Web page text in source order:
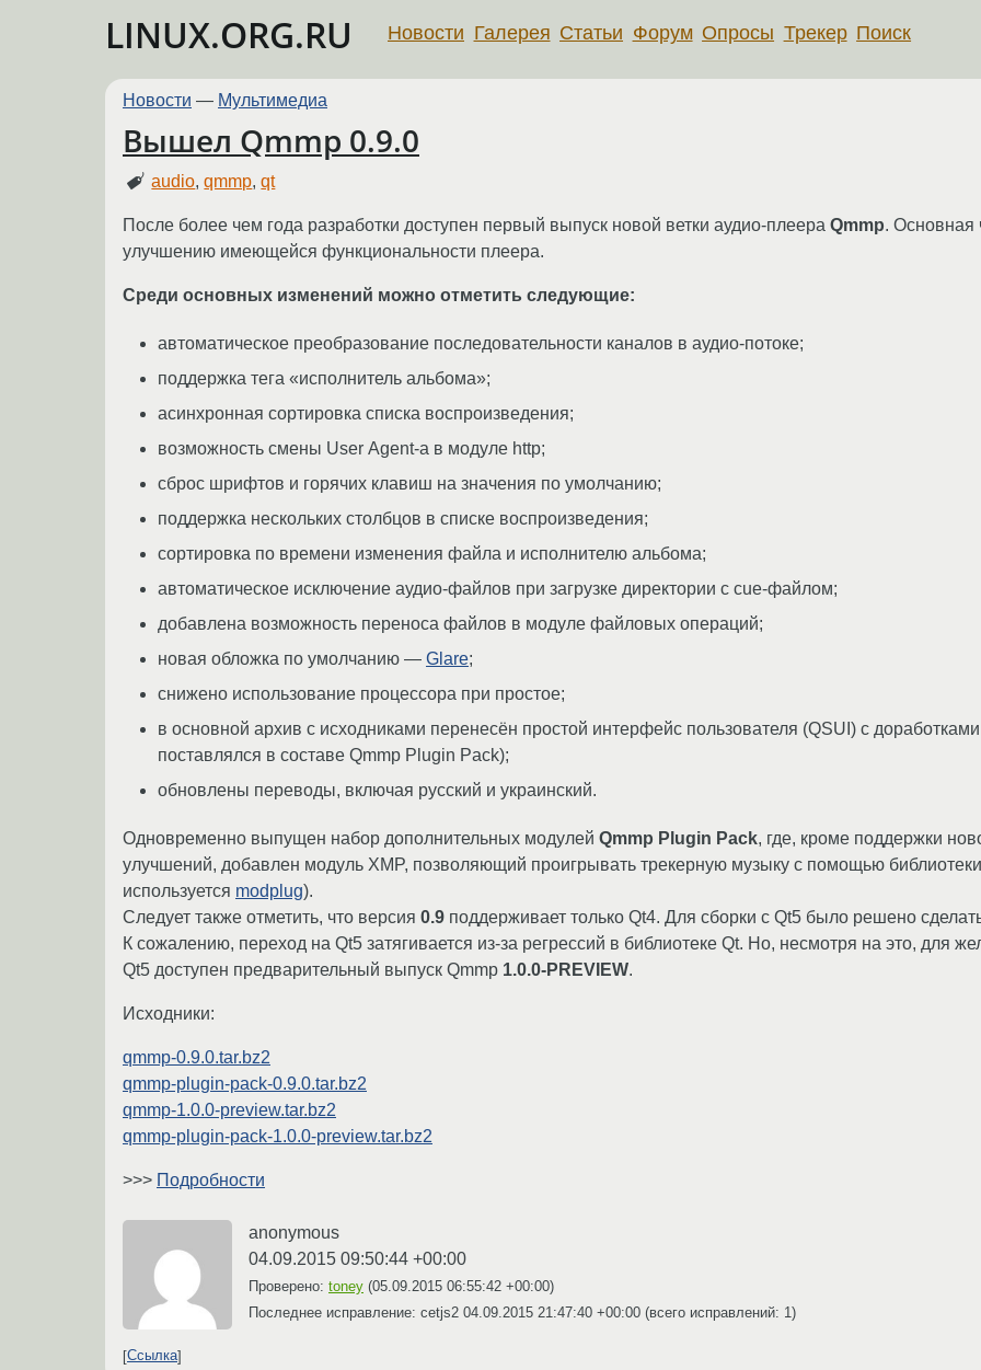
LINUX.ORG.RU Новости Галерея Статьи Форум Опросы Трекер Поиск
Новости — Мультимедиа
Вышел Qmmp 0.9.0
audio,qmmp,qt
После более чем года разработки доступен первый выпуск новой ветки аудио-плеера Qmmp. Основная
улучшению имеющейся функциональности плеера.
Среди основных изменений можно отметить следующие:
автоматическое преобразование последовательности каналов в аудио-потоке;
поддержка тега «исполнитель альбома»;
асинхронная сортировка списка воспроизведения;
возможность смены User Аgent-а в модуле http;
сброс шрифтов и горячих клавиш на значения по умолчанию;
поддержка нескольких столбцов в списке воспроизведения;
сортировка по времени изменения файла и исполнителю альбома;
автоматическое исключение аудио-файлов при загрузке директории с cue-файлом;
добавлена возможность переноса файлов в модуле файловых операций;
новая обложка по умолчанию — Glare;
снижено использование процессора при простое;
в основной архив с исходниками перенесён простой интерфейс пользователя (QSUI) с
поставлялся в составе Qmmp Plugin Pack);
обновлены переводы, включая русский и украинский.
Одновременно выпущен набор дополнительных модулей Qmmp Plugin Pack, где, кроме поддержки
улучшений, добавлен модуль XMP, позволяющий проигрывать трекерную музыку с помощью
используется modplug).
Следует также отметить, что версия 0.9 поддерживает только Qt4. Для сборки с Qt5 было решено
К сожалению, переход на Qt5 затягивается из-за регрессий в библиотеке Qt. Но, несмотря на это, для
Qt5 доступен предварительный выпуск Qmmp 1.0.0-PREVIEW.
Исходники:
qmmp-0.9.0.tar.bz2
qmmp-plugin-pack-0.9.0.tar.bz2
qmmp-1.0.0-preview.tar.bz2
qmmp-plugin-pack-1.0.0-preview.tar.bz2
>>> Подробности
anonymous
04.09.2015 09:50:44 +00:00
Проверено: toney (05.09.2015 06:55:42 +00:00)
Последнее исправление: cetjs2 04.09.2015 21:47:40 +00:00 (всего исправлений: 1)
Ссылка